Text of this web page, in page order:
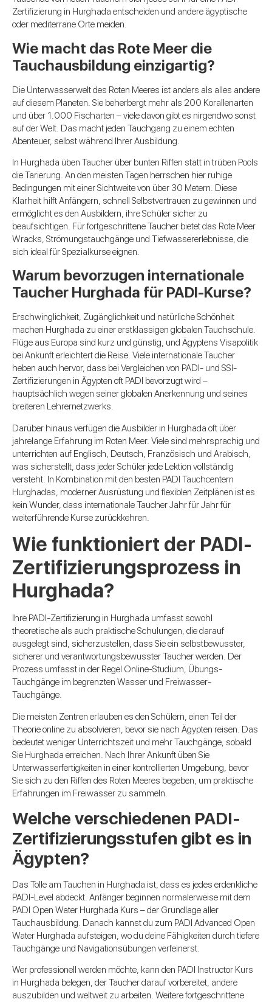
Zertifizierung in Hurghada entscheiden und andere ägyptische
oder mediterrane Orte meiden.
Wie macht das Rote Meer die
Tauchausbildung einzigartig?
Die Unterwasserwelt des Roten Meeres ist anders als alles andere
auf diesem Planeten. Sie beherbergt mehr als 200 Korallenarten
und über 1.000 Fischarten – viele davon gibt es nirgendwo sonst
auf der Welt. Das macht jeden Tauchgang zu einem echten
Abenteuer, selbst während Ihrer Ausbildung.
In Hurghada üben Taucher über bunten Riffen statt in trüben Pools
die Tarierung. An den meisten Tagen herrschen hier ruhige
Bedingungen mit einer Sichtweite von über 30 Metern. Diese
Klarheit hilft Anfängern, schnell Selbstvertrauen zu gewinnen und
ermöglicht es den Ausbildern, ihre Schüler sicher zu
beaufsichtigen. Für fortgeschrittene Taucher bietet das Rote Meer
Wracks, Strömungstauchgänge und Tiefwassererlebnisse, die
sich ideal für Spezialkurse eignen.
Warum bevorzugen internationale
Taucher Hurghada für PADI-Kurse?
Erschwinglichkeit, Zugänglichkeit und natürliche Schönheit
machen Hurghada zu einer erstklassigen globalen Tauchschule.
Flüge aus Europa sind kurz und günstig, und Ägyptens Visapolitik
bei Ankunft erleichtert die Reise. Viele internationale Taucher
heben auch hervor, dass bei Vergleichen von PADI- und SSI-
Zertifizierungen in Ägypten oft PADI bevorzugt wird –
hauptsächlich wegen seiner globalen Anerkennung und seines
breiteren Lehrernetzwerks.
Darüber hinaus verfügen die Ausbilder in Hurghada oft über
jahrelange Erfahrung im Roten Meer. Viele sind mehrsprachig und
unterrichten auf Englisch, Deutsch, Französisch und Arabisch,
was sicherstellt, dass jeder Schüler jede Lektion vollständig
versteht. In Kombination mit den besten PADI Tauchcentern
Hurghadas, moderner Ausrüstung und flexiblen Zeitplänen ist es
kein Wunder, dass internationale Taucher Jahr für Jahr für
weiterführende Kurse zurückkehren.
Wie funktioniert der PADI-
Zertifizierungsprozess in
Hurghada?
Ihre PADI-Zertifizierung in Hurghada umfasst sowohl
theoretische als auch praktische Schulungen, die darauf
ausgelegt sind, sicherzustellen, dass Sie ein selbstbewusster,
sicherer und verantwortungsbewusster Taucher werden. Der
Prozess umfasst in der Regel Online-Studium, Übungs-
Tauchgänge im begrenzten Wasser und Freiwasser-
Tauchgänge.
Die meisten Zentren erlauben es den Schülern, einen Teil der
Theorie online zu absolvieren, bevor sie nach Ägypten reisen. Das
bedeutet weniger Unterrichtszeit und mehr Tauchgänge, sobald
Sie Hurghada erreichen. Nach Ihrer Ankunft üben Sie
Unterwasserfertigkeiten in einer kontrollierten Umgebung, bevor
Sie sich zu den Riffen des Roten Meeres begeben, um praktische
Erfahrungen im Freiwasser zu sammeln.
Welche verschiedenen PADI-
Zertifizierungsstufen gibt es in
Ägypten?
Das Tolle am Tauchen in Hurghada ist, dass es jedes erdenkliche
PADI-Level abdeckt. Anfänger beginnen normalerweise mit dem
PADI Open Water Hurghada Kurs – der Grundlage aller
Tauchausbildung. Danach kannst du zum PADI Advanced Open
Water Hurghada aufsteigen, wo du deine Fähigkeiten durch tiefere
Tauchgänge und Navigationsübungen verfeinerst.
Wer professionell werden möchte, kann den PADI Instructor Kurs
in Hurghada belegen, der Taucher darauf vorbereitet, andere
auszubilden und weltweit zu arbeiten. Weitere fortgeschrittene